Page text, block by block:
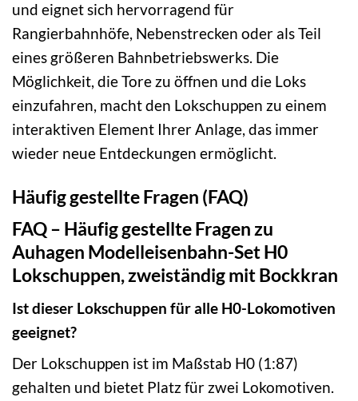
und eignet sich hervorragend für
Rangierbahnhöfe, Nebenstrecken oder als Teil
eines größeren Bahnbetriebswerks. Die
Möglichkeit, die Tore zu öffnen und die Loks
einzufahren, macht den Lokschuppen zu einem
interaktiven Element Ihrer Anlage, das immer
wieder neue Entdeckungen ermöglicht.
Häufig gestellte Fragen (FAQ)
FAQ – Häufig gestellte Fragen zu
Auhagen Modelleisenbahn-Set H0
Lokschuppen, zweiständig mit Bockkran
Ist dieser Lokschuppen für alle H0-Lokomotiven
geeignet?
Der Lokschuppen ist im Maßstab H0 (1:87)
gehalten und bietet Platz für zwei Lokomotiven.